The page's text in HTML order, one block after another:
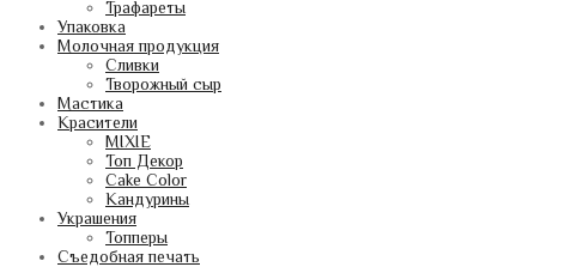
Трафареты
Упаковка
Молочная продукция
Сливки
Творожный сыр
Мастика
Красители
MIXIE
Топ Декор
Cake Color
Кандурины
Украшения
Топперы
Съедобная печать